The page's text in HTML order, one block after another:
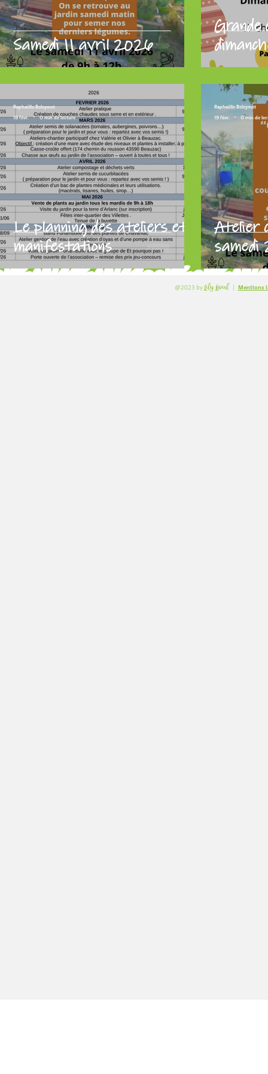
Samedi 11 avril 2026
Grande
Le planning des ateliers et
manifestations
Raphaëlle Beleymet
19 févr.
0 min de lecture
Atelier
Raphaëlle Beleymet
19 févr.
0 min de
@2023 byLily Lavial Mentions